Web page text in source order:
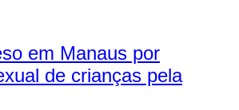
em Manaus por
de crianças pela